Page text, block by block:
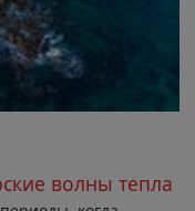
волны тепла